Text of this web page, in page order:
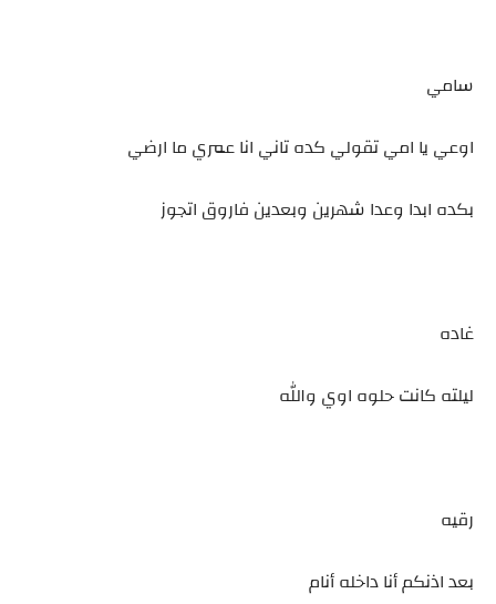
سامي
اوعي يا امي تقولي كده تاني انا عمري ما ارضي
بكده ابدا وعدا شهرين وبعدين فاروق اتجوز
غاده
ليلته كانت حلوه اوي والله
رقيه
بعد اذنكم أنا داخله أنام